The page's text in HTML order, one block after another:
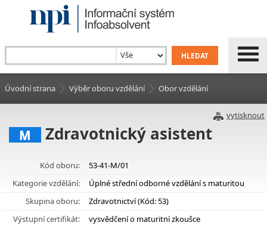
Úvodní strana Výběr oboru vzdělání Obor vzdělání
vytisknout
M Zdravotnický asistent
Kód oboru:
53-41-M/01
Kategorie vzdělání:
Úplné střední odborné vzdělání s maturitou
Skupina oboru:
Zdravotnictví (Kód: 53)
Výstupní certifikát:
vysvědčení o maturitní zkoušce